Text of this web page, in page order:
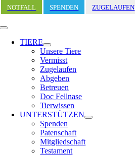
Zum
Inhalt
springen
NOTFALL SPENDEN ZUGELAUFEN
Toggle
Navigation
TIERE
Unsere Tiere
Vermisst
Zugelaufen
Abgeben
Betreuen
Doc Fellnase
Tierwissen
UNTERSTÜTZEN
Spenden
Patenschaft
Mitgliedschaft
Testament